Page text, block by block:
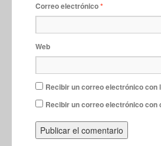
Correo electrónico*
Web
Recibir un correo electrónico
Recibir un correo electrónico con